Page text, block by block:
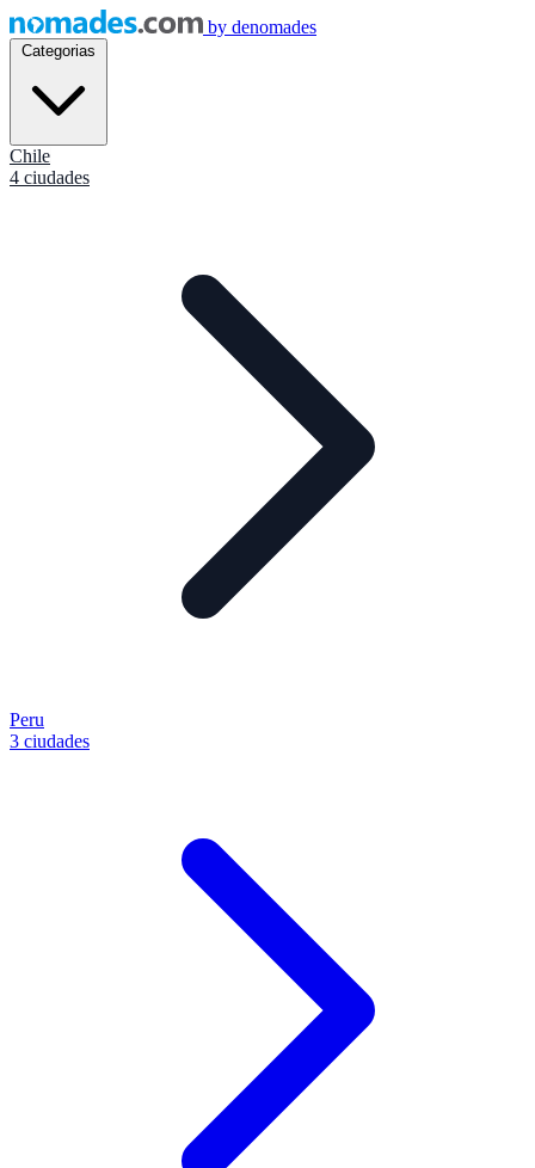
by denomades
Chile
4 ciudades
Peru
3 ciudades